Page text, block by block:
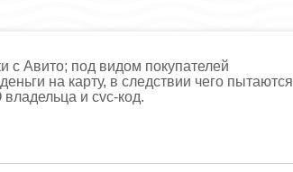
с Авито; под видом покупателей
на карту, в следствии чего пытаются
и сvc-код.